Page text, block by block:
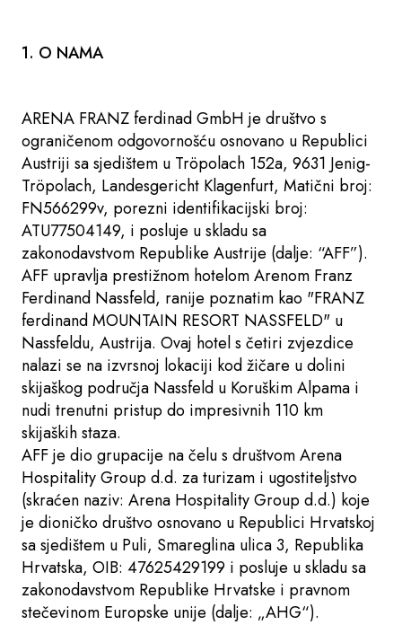
1. O NAMA
ARENA FRANZ ferdinad GmbH je društvo s
ograničenom odgovornošću osnovano u Republici
Austriji sa sjedištem u Tröpolach 152a, 9631 Jenig-
Tröpolach, Landesgericht Klagenfurt, Matični broj:
FN566299v, porezni identifikacijski broj:
ATU77504149, i posluje u skladu sa
zakonodavstvom Republike Austrije (dalje: “AFF”).
AFF upravlja prestižnom hotelom Arenom Franz
Ferdinand Nassfeld, ranije poznatim kao "FRANZ
ferdinand MOUNTAIN RESORT NASSFELD" u
Nassfeldu, Austrija. Ovaj hotel s četiri zvjezdice
nalazi se na izvrsnoj lokaciji kod žičare u dolini
skijaškog područja Nassfeld u Koruškim Alpama i
nudi trenutni pristup do impresivnih 110 km
skijaških staza.
AFF je dio grupacije na čelu s društvom Arena
Hospitality Group d.d. za turizam i ugostiteljstvo
(skraćen naziv: Arena Hospitality Group d.d.) koje
je dioničko društvo osnovano u Republici Hrvatskoj
sa sjedištem u Puli, Smareglina ulica 3, Republika
Hrvatska, OIB: 47625429199 i posluje u skladu sa
zakonodavstvom Republike Hrvatske i pravnom
stečevinom Europske unije (dalje: „AHG“).